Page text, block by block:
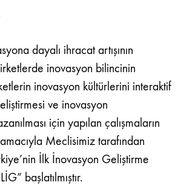
dayalı ihracat artışının
inovasyon bilincinin
inovasyon kültürlerini interaktif
ve inovasyon
için yapılan çalışmaların
Meclisimiz tarafından
İlk İnovasyon Geliştirme
başlatılmıştır.